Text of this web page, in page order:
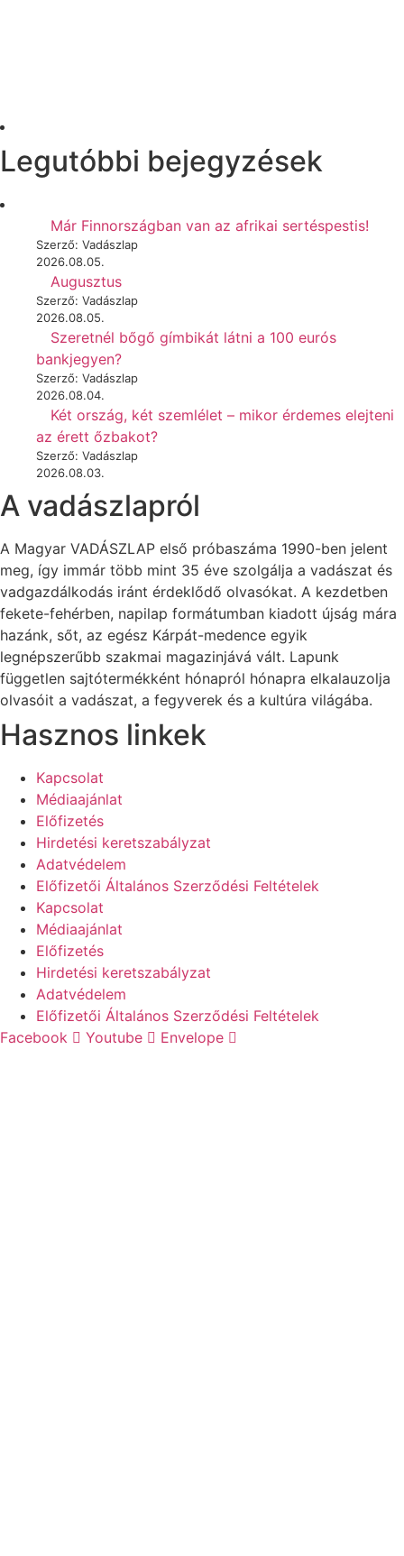
Legutóbbi bejegyzések
Már Finnországban van az afrikai sertéspestis!
Szerző: Vadászlap
2026.08.05.
Augusztus
Szerző: Vadászlap
2026.08.05.
Szeretnél bőgő gímbikát látni a 100 eurós
bankjegyen?
Szerző: Vadászlap
2026.08.04.
Két ország, két szemlélet – mikor érdemes elejteni
az érett őzbakot?
Szerző: Vadászlap
2026.08.03.
A vadászlapról
A Magyar VADÁSZLAP első próbaszáma 1990-ben jelent
meg, így immár több mint 35 éve szolgálja a vadászat és
vadgazdálkodás iránt érdeklődő olvasókat. A kezdetben
fekete-fehérben, napilap formátumban kiadott újság mára
hazánk, sőt, az egész Kárpát-medence egyik
legnépszerűbb szakmai magazinjává vált. Lapunk
független sajtótermékként hónapról hónapra elkalauzolja
olvasóit a vadászat, a fegyverek és a kultúra világába.
Hasznos linkek
Kapcsolat
Médiaajánlat
Előfizetés
Hirdetési keretszabályzat
Adatvédelem
Előfizetői Általános Szerződési Feltételek
Kapcsolat
Médiaajánlat
Előfizetés
Hirdetési keretszabályzat
Adatvédelem
Előfizetői Általános Szerződési Feltételek
Facebook
Youtube Envelope